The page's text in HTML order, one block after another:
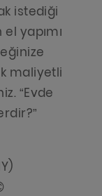
istediği
yapımı
maliyetli
“Evde